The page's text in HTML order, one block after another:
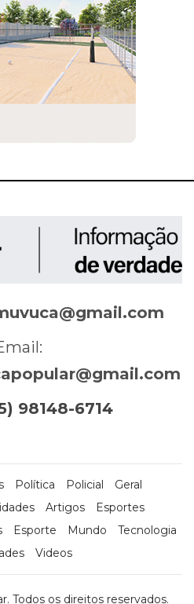
98148-6714
Política Policial
Geral
Artigos
Esportes
Esporte Mundo
Tecnologia
Videos
Todos os direitos reservados.